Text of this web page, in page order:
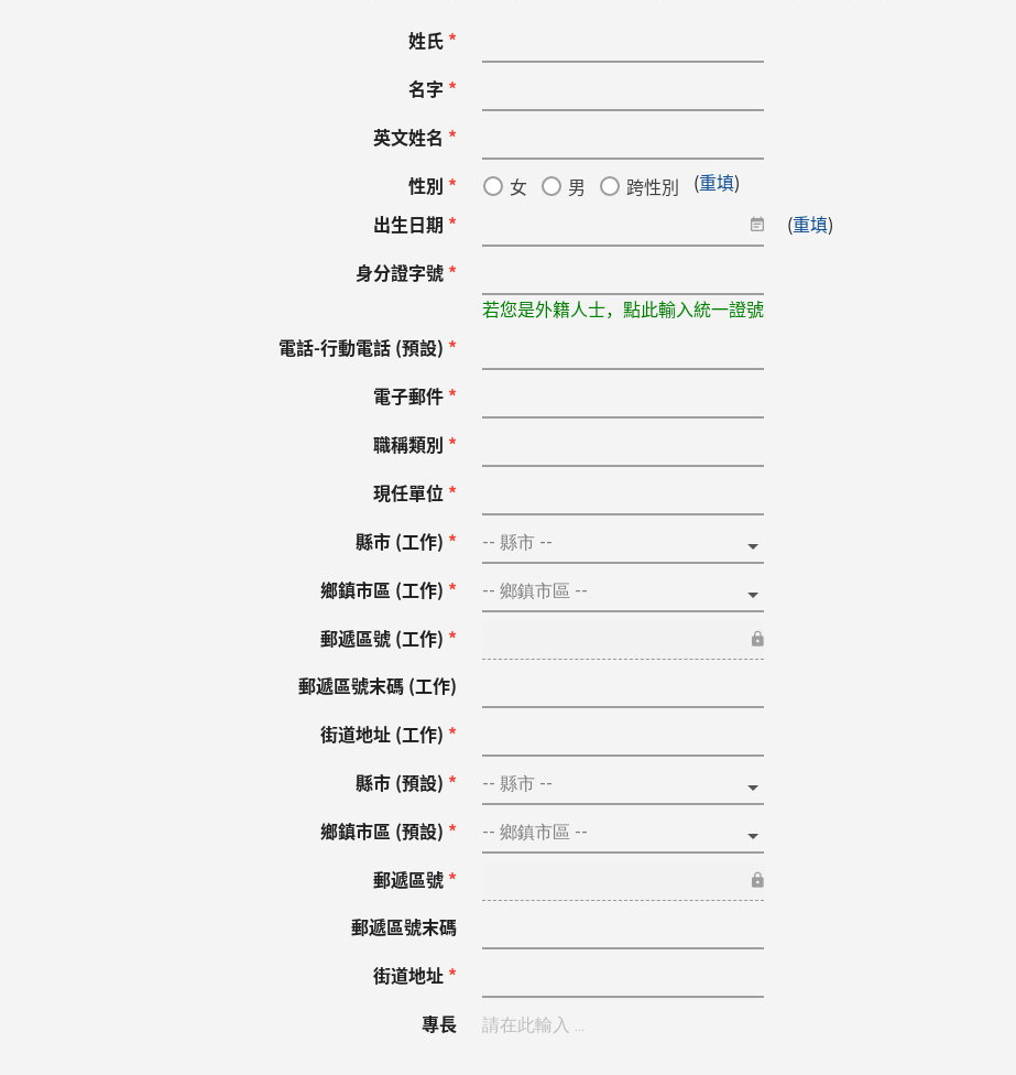
姓氏 *
名字 *
英文姓名 *
性別 * 女 男 跨性別 (重填)
出生日期 * (重填)
身分證字號 *
若您是外籍人士，點此輸入統一證號
電話-行動電話 (預設) *
電子郵件 *
職稱類別 *
現任單位 *
縣市 (工作) *
鄉鎮市區 (工作) *
郵遞區號 (工作) *
郵遞區號末碼 (工作)
街道地址 (工作) *
縣市 (預設) *
鄉鎮市區 (預設) *
郵遞區號 *
郵遞區號末碼
街道地址 *
專長